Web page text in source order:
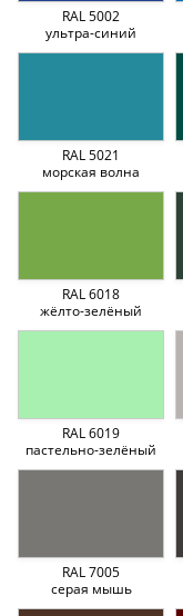
RAL 5002
ультра-синий
RAL 5021
морская волна
RAL 6018
жёлто-зелёный
RAL 6019
пастельно-зелёный
RAL 7005
серая мышь